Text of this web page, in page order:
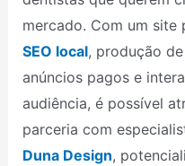
mercado. Com um site
SEO local, produção
anúncios pagos e
audiência, é possível
parceria com
Duna Design,